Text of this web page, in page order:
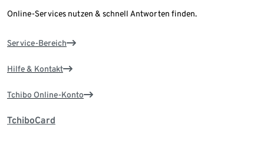
Online-Services nutzen & schnell Antworten finden.
Service-Bereich
Hilfe & Kontakt
Tchibo Online-Konto
TchiboCard